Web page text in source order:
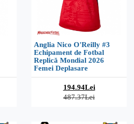
Anglia Nico O'Reilly #3
Echipament de Fotbal
Replică Mondial 2026
Femei Deplasare
194.94Lei
487.37Lei